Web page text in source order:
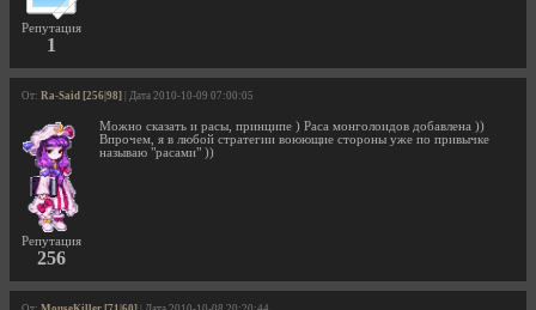
Репутация
1
От: Ra-Said [256|98] | Дата 2010-10-09 07:00:05
Репутация
256
Можно сказать и расы, принципе ) Раса монголоидов добавлена ))
Впрочем, я в любой стратегии воюющие стороны уже по привычке
называю "расами" ))